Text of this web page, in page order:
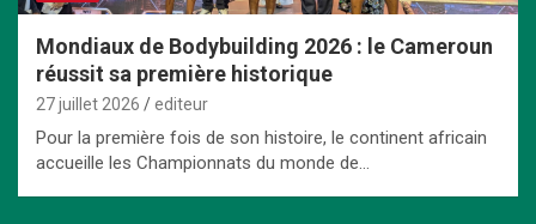
Mondiaux de Bodybuilding 2026 : le Cameroun
réussit sa première historique
27 juillet 2026 editeur
Pour la première fois de son histoire, le continent africain
accueille les Championnats du monde de…